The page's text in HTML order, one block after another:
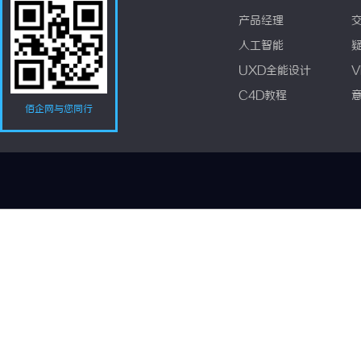
佰企网与您同行
产品经理
人工智能
UXD全能设计
C4D教程